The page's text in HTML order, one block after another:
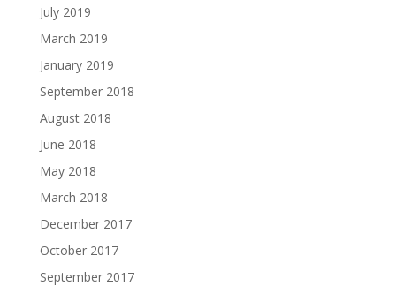
July 2019
March 2019
January 2019
September 2018
August 2018
June 2018
May 2018
March 2018
December 2017
October 2017
September 2017